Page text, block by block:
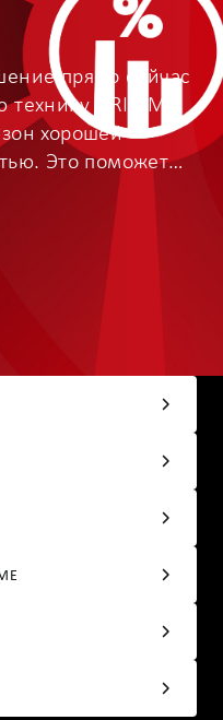
прямо сейчас
GRIMME.
хорошей
Это поможет